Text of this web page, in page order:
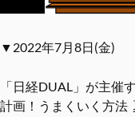
▼2022年7月8日(金)
「日経DUAL」が主催
計画！うまくいく方法